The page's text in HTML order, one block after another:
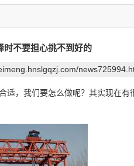
时不要担心挑不到好的
，我们要怎么做呢？其实现在有